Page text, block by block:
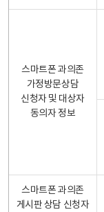
스마트폰 과의존
가정방문상담
신청자 및 대상자
동의자 정보
스마트폰 과의존
게시판 상담 신청자